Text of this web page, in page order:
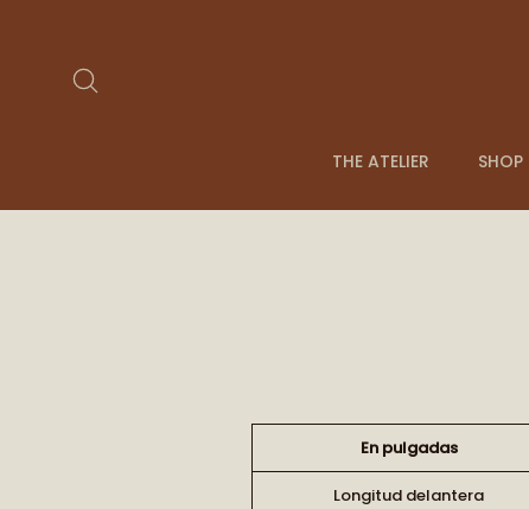
contenido
THE ATELIER SHOP
En pulgadas
Longitud delantera